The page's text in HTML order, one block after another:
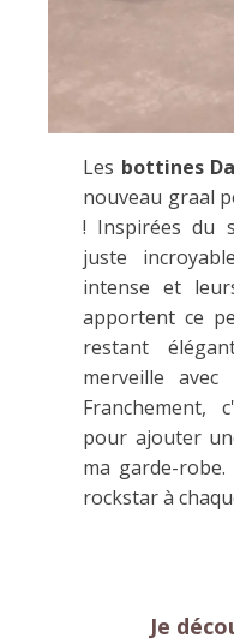
Les bottines
nouveau graal
! Inspirées du
juste
intense et
apportent ce
restant
merveille
Franchement,
pour ajouter
ma garde-
rockstar à
Je